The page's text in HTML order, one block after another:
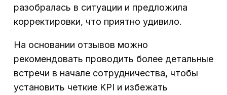
разобралась в ситуации и предложила
корректировки, что приятно удивило.
На основании отзывов можно
рекомендовать проводить более детальные
встречи в начале сотрудничества, чтобы
установить четкие KPI и избежать